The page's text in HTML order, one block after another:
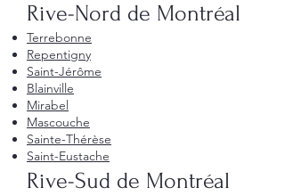
Rive-Nord de Montréal
Terrebonne
Repentigny
Saint-Jérôme
Blainville
Mirabel
Mascouche
Sainte-Thérèse
Saint-Eustache
Rive-Sud de Montréal